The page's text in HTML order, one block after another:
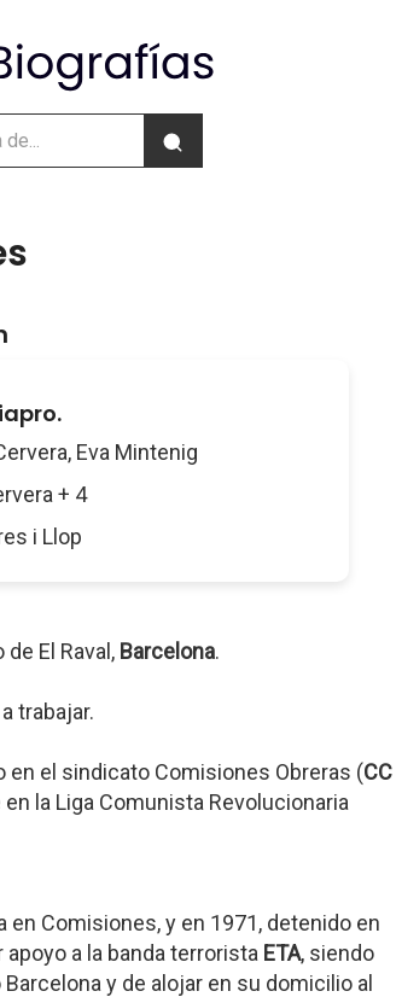
Eva Mintenig
+ 4
i Llop
El Raval, Barcelona.
trabajar.
el sindicato Comisiones Obreras (CC
la Liga Comunista Revolucionaria
Comisiones, y en 1971, detenido en
a la banda terrorista ETA, siendo
y de alojar en su domicilio al